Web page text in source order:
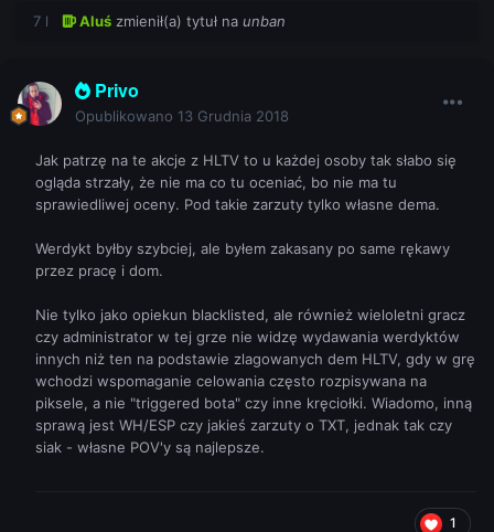
7 l Aluś zmienił(a) tytuł na unban
Privo
Opublikowano 13 Grudnia 2018
Jak patrzę na te akcje z HLTV to u każdej osoby tak słabo się
ogląda strzały, że nie ma co tu oceniać, bo nie ma tu
sprawiedliwej oceny. Pod takie zarzuty tylko własne dema.
Werdykt byłby szybciej, ale byłem zakasany po same rękawy
przez pracę i dom.
Nie tylko jako opiekun blacklisted, ale również wieloletni gracz
czy administrator w tej grze nie widzę wydawania werdyktów
innych niż ten na podstawie zlagowanych dem HLTV, gdy w grę
wchodzi wspomaganie celowania często rozpisywana na
piksele, a nie "triggered bota" czy inne kręciołki. Wiadomo, inną
sprawą jest WH/ESP czy jakieś zarzuty o TXT, jednak tak czy
siak - własne POV'y są najlepsze.
1